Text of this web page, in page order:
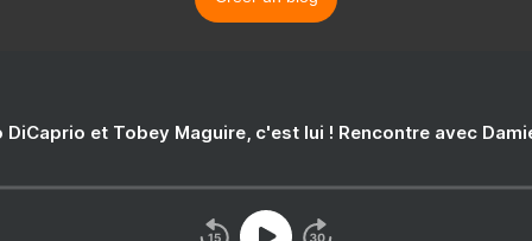
DiCaprio et Tobey Maguire, c'est lui ! Rencontre avec